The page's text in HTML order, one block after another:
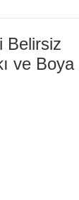
Belirsiz
ve Boya